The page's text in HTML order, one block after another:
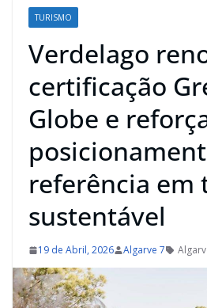
TURISMO
Verdelago
certificação
Globe e
referência em
sustentável
19 de Abril, 2026 Algarve 7